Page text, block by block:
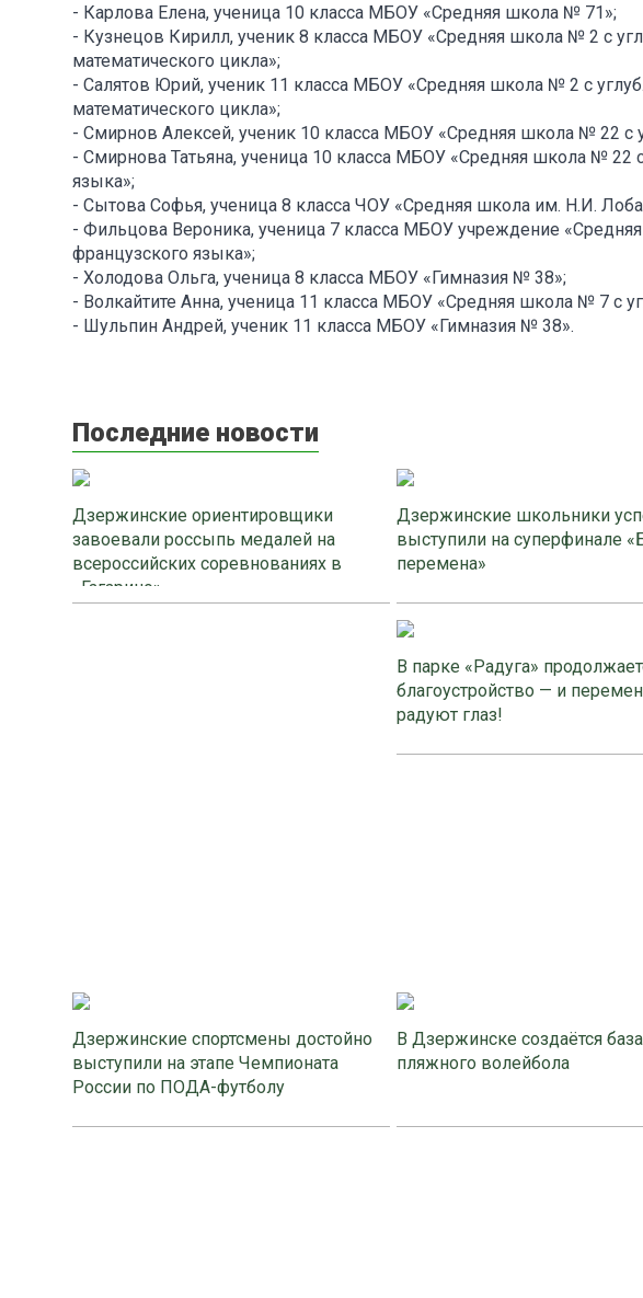
- Карлова Елена, ученица 10 класса МБОУ «Средняя школа № 71»;
- Кузнецов Кирилл, ученик 8 класса МБОУ «Средняя школа № 2 с
математического цикла»;
- Салятов Юрий, ученик 11 класса МБОУ «Средняя школа № 2 с
математического цикла»;
- Смирнов Алексей, ученик 10 класса МБОУ «Средняя школа № 22 с
- Смирнова Татьяна, ученица 10 класса МБОУ «Средняя школа № 22
языка»;
- Сытова Софья, ученица 8 класса ЧОУ «Средняя школа им. Н.И.
- Фильцова Вероника, ученица 7 класса МБОУ учреждение
французского языка»;
- Холодова Ольга, ученица 8 класса МБОУ «Гимназия № 38»;
- Волкайтите Анна, ученица 11 класса МБОУ «Средняя школа № 7 с
- Шульпин Андрей, ученик 11 класса МБОУ «Гимназия № 38».
Последние новости
Дзержинские ориентировщики
завоевали россыпь медалей на
всероссийских соревнованиях в
«Гагарино»
Дзержинские школьники
выступили на суперфинале
перемена»
В парке «Радуга»
благоустройство — и
радуют глаз!
Дзержинские спортсмены достойно
выступили на этапе Чемпионата
России по ПОДА-футболу
В Дзержинске создаётся
пляжного волейбола